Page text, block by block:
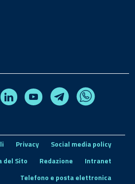
Linkedin Youtube TelegramWhatsapp
Privacy
Social media policy
del Sito
Redazione
Intranet
Telefono e posta elettronica